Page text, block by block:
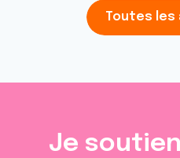
Toutes
Je